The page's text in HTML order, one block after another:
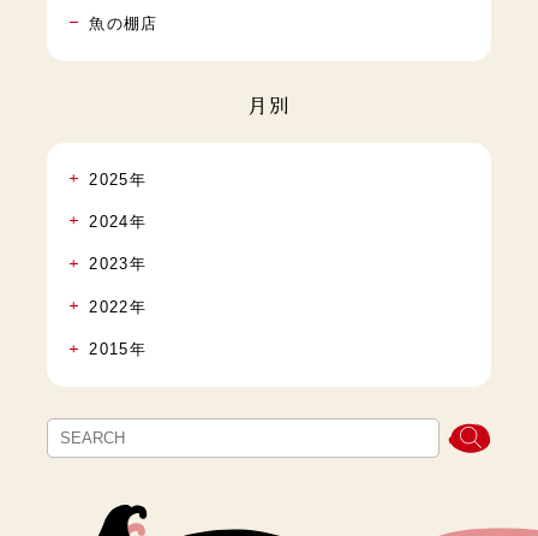
魚の棚店
月別
2025年
2024年
2023年
2022年
2015年